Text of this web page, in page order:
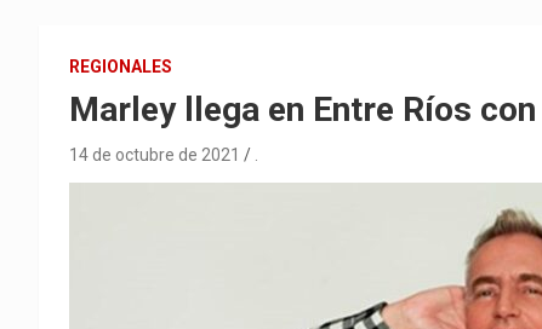
REGIONALES
Marley llega en Entre Ríos
14 de octubre de 2021